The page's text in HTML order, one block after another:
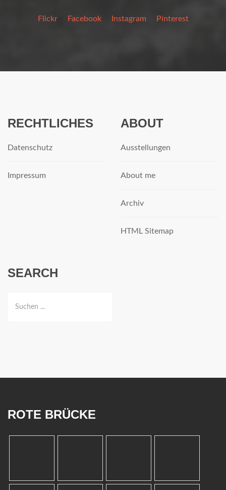
Flickr Facebook Instagram Pinterest
RECHTLICHES
Datenschutz
Impressum
ABOUT
Ausstellungen
About me
Archiv
HTML Sitemap
SEARCH
ROTE BRÜCKE